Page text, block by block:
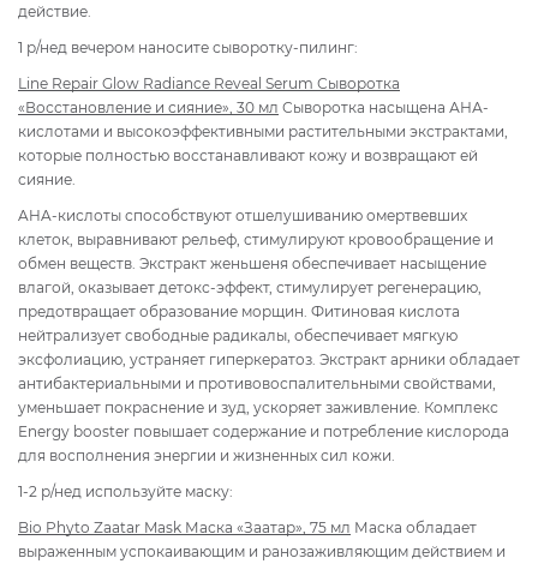
действие.
1 р/нед вечером наносите сыворотку-пилинг:
Line Repair Glow Radiance Reveal Serum Сыворотка
«Восстановление и сияние», 30 мл Сыворотка насыщена АНА-
кислотами и высокоэффективными растительными экстрактами,
которые полностью восстанавливают кожу и возвращают ей
сияние.
AHA-кислоты способствуют отшелушиванию омертвевших
клеток, выравнивают рельеф, стимулируют кровообращение и
обмен веществ. Экстракт женьшеня обеспечивает насыщение
влагой, оказывает детокс-эффект, стимулирует регенерацию,
предотвращает образование морщин. Фитиновая кислота
нейтрализует свободные радикалы, обеспечивает мягкую
эксфолиацию, устраняет гиперкератоз. Экстракт арники обладает
антибактериальными и противовоспалительными свойствами,
уменьшает покраснение и зуд, ускоряет заживление. Комплекс
Energy booster повышает содержание и потребление кислорода
для восполнения энергии и жизненных сил кожи.
1-2 р/нед используйте маску:
Bio Phyto Zaatar Mask Маска «Заатар», 75 мл Маска обладает
выраженным успокаивающим и ранозаживляющим действием и